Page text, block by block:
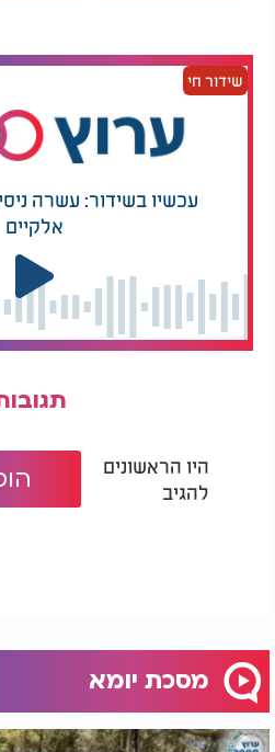
שידור חי
עכשיו בשידור: עשרה
אלקיים
היו הראשונים
להגיב
מסכת יומא